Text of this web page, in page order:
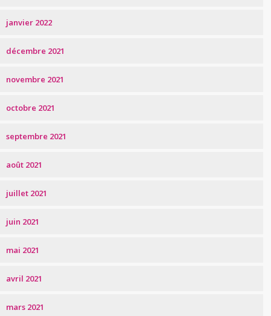
janvier 2022
décembre 2021
novembre 2021
octobre 2021
septembre 2021
août 2021
juillet 2021
juin 2021
mai 2021
avril 2021
mars 2021